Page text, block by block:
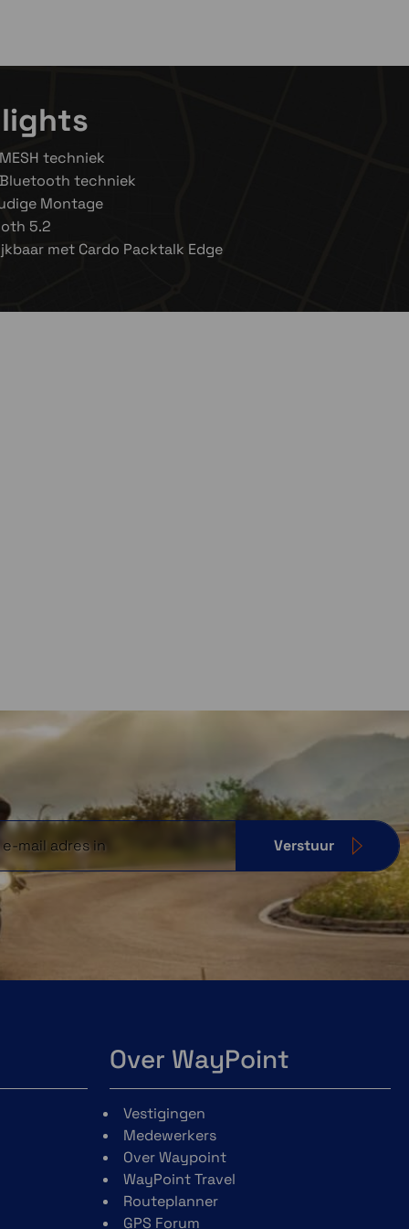
techniek
techniek
Montage
5.2
met Cardo Packtalk Edge
Verstuur
Over WayPoint
Vestigingen
Medewerkers
Over Waypoint
WayPoint Travel
Routeplanner
GPS Forum